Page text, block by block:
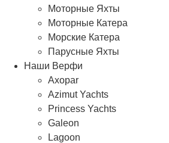
Моторные Яхты
Моторные Катера
Морские Катера
Парусные Яхты
Наши Верфи
Axopar
Azimut Yachts
Princess Yachts
Galeon
Lagoon